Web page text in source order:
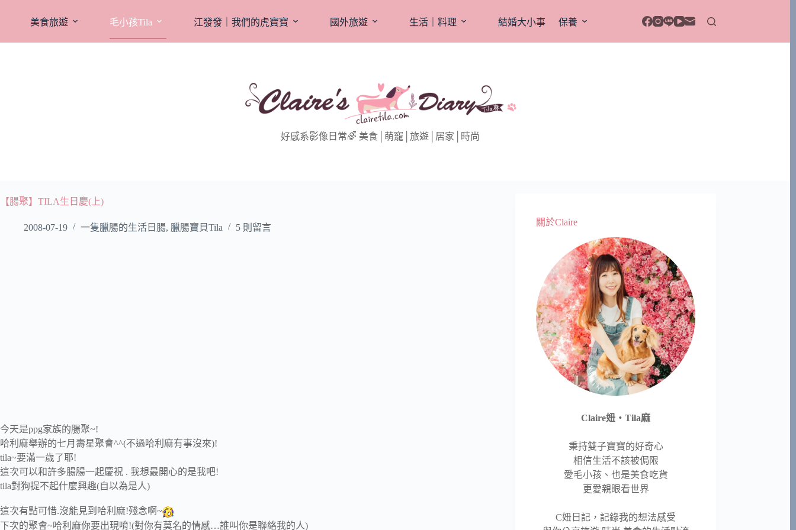
美食旅遊 毛小孩Tila 江發發｜我們的虎寶寶 國外旅遊 生活｜料理 結婚大小事 保養
好感系影像日常🌈 美食│萌寵│旅遊│居家│時尚
【腸聚】TILA生日慶(上)
2008-07-19 一隻臘腸的生活日腸, 臘腸寶貝Tila 5 則留言
今天是ppg家族的腸聚~!
哈利麻舉辦的七月壽星聚會^^(不過哈利麻有事沒來)!
tila~要滿一歲了耶!
這次可以和許多腸腸一起慶祝 . 我想最開心的是我吧!
tila對狗提不起什麼興趣(自以為是人)
這次有點可惜.沒能見到哈利麻!殘念啊~
下次的聚會~哈利麻你要出現唷!(對你有莫名的情感…誰叫你是聯絡我的人)
關於Claire
Claire妞‧Tila麻
秉持雙子寶寶的好奇心
相信生活不該被侷限
愛毛小孩、也是美食吃貨
更愛親眼看世界
C妞日記，記錄我的想法感受